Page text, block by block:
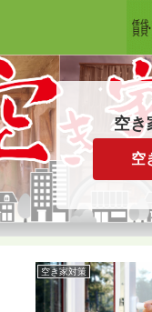
空き
空
空き家対策